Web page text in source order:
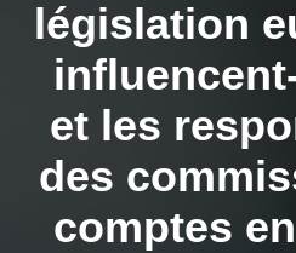
législation
et les
des
comptes